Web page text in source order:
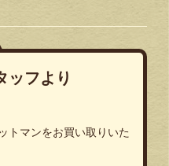
ッフより
トマンをお買い取りいた